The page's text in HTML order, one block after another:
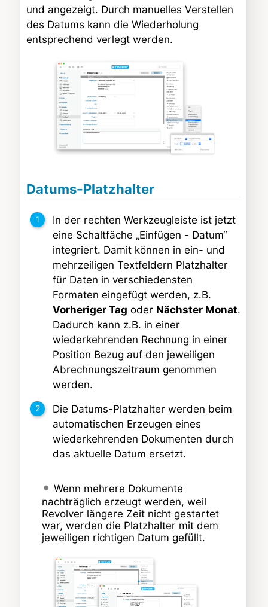
und angezeigt. Durch manuelles Verstellen
des Datums kann die Wiederholung
entsprechend verlegt werden.
Datums-Platzhalter
In der rechten Werkzeugleiste ist jetzt
eine Schaltfäche „Einfügen - Datum“
integriert. Damit können in ein- und
mehrzeiligen Textfeldern Platzhalter
für Daten in verschiedensten
Formaten eingefügt werden, z.B.
Vorheriger Tag oder Nächster Monat.
Dadurch kann z.B. in einer
wiederkehrenden Rechnung in einer
Position Bezug auf den jeweiligen
Abrechnungszeitraum genommen
werden.
Die Datums-Platzhalter werden beim
automatischen Erzeugen eines
wiederkehrenden Dokumenten durch
das aktuelle Datum ersetzt.
Wenn mehrere Dokumente
nachträglich erzeugt werden, weil
Revolver längere Zeit nicht gestartet
war, werden die Platzhalter mit dem
jeweiligen richtigen Datum gefüllt.